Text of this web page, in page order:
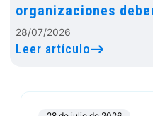
organizaciones
28/07/2026
Leer artículo